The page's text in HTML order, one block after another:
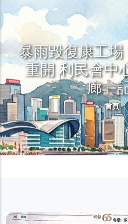
暴雨毀復康工
重開 利民會中
廊」
導
首頁